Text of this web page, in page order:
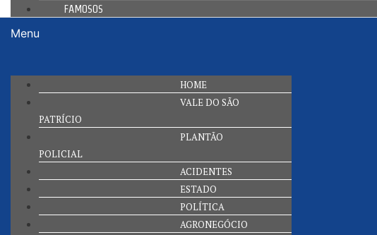
FAMOSOS
Menu
HOME
VALE DO SÃO
PATRÍCIO
PLANTÃO
POLICIAL
ACIDENTES
ESTADO
POLÍTICA
AGRONEGÓCIO